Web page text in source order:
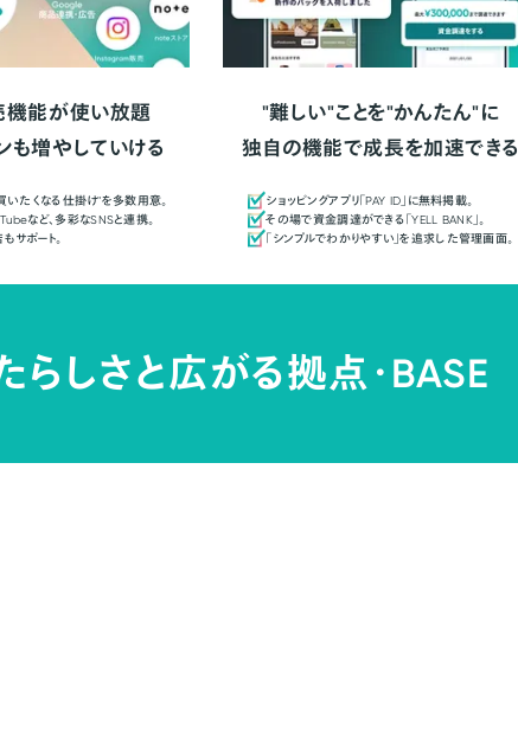
機能が使い放題
も増やしていける
いたくなる仕掛け"を多数用意。
など、多彩なSNSと連携。
サポート。
"難しい"ことを"かんたん"に
独自の機能で成長を加速できる
ショッピングアプリ「PAY ID」に無料掲載。
その場で資金調達ができる「YELL BANK」。
「シンプルでわかりやすい」を追求した管理画面。
らしさと広がる拠点・BASE